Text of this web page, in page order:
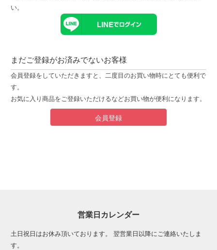
い。
まだご登録がお済みでないお客様
会員登録をしていただきますと、二度目のお買い物時にとても便利で
す。
お気に入り商品をご登録いただけるなどお買い物が便利になります。
会員登録
営業日カレンダー
土日祝日はお休み頂いております。 翌営業日以降にご連絡いたしま
す。